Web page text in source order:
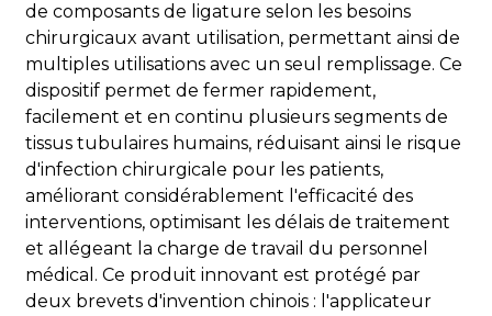
de composants de ligature selon les besoins
chirurgicaux avant utilisation, permettant ainsi de
multiples utilisations avec un seul remplissage. Ce
dispositif permet de fermer rapidement,
facilement et en continu plusieurs segments de
tissus tubulaires humains, réduisant ainsi le risque
d'infection chirurgicale pour les patients,
améliorant considérablement l'efficacité des
interventions, optimisant les délais de traitement
et allégeant la charge de travail du personnel
médical. Ce produit innovant est protégé par
deux brevets d'invention chinois : l'applicateur